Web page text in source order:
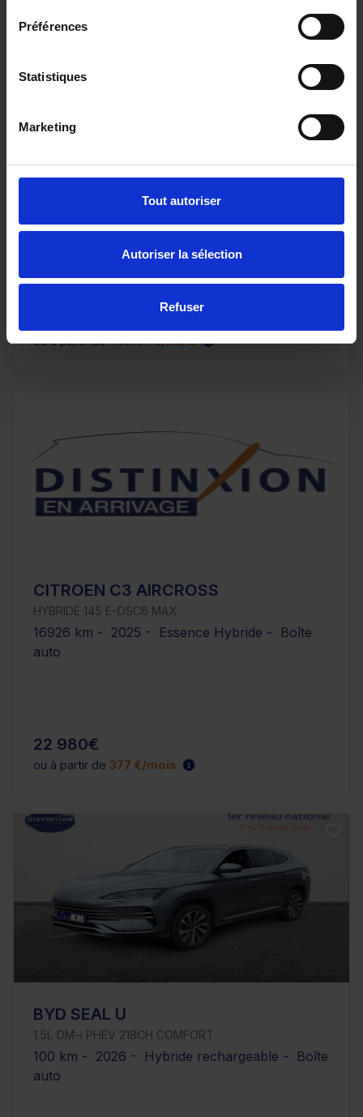
Préférences
Statistiques
Marketing
Tout autoriser
Autoriser la sélection
Refuser
NISSAN QASHQAI
22373 km - 2025 - Essence - Boîte auto
ou à partir de435.07 €/mois
CITROEN C3 AIRCROSS
HYBRIDE 145 E-DSC6 MAX
16926 km - 2025 - Essence Hybride - Boîte
auto
22 980€
ou à partir de 377 €/mois
BYD SEAL U
1.5L DM-i PHEV 218CH COMFORT
100 km - 2026 - Hybride rechargeable - Boîte
auto